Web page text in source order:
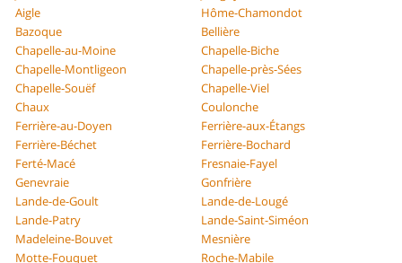
Aigle
Hôme-Chamondot
Bazoque
Bellière
Chapelle-au-Moine
Chapelle-Biche
Chapelle-Montligeon
Chapelle-près-Sées
Chapelle-Souëf
Chapelle-Viel
Chaux
Coulonche
Ferrière-au-Doyen
Ferrière-aux-Étangs
Ferrière-Béchet
Ferrière-Bochard
Ferté-Macé
Fresnaie-Fayel
Genevraie
Gonfrière
Lande-de-Goult
Lande-de-Lougé
Lande-Patry
Lande-Saint-Siméon
Madeleine-Bouvet
Mesnière
Motte-Fouquet
Roche-Mabile